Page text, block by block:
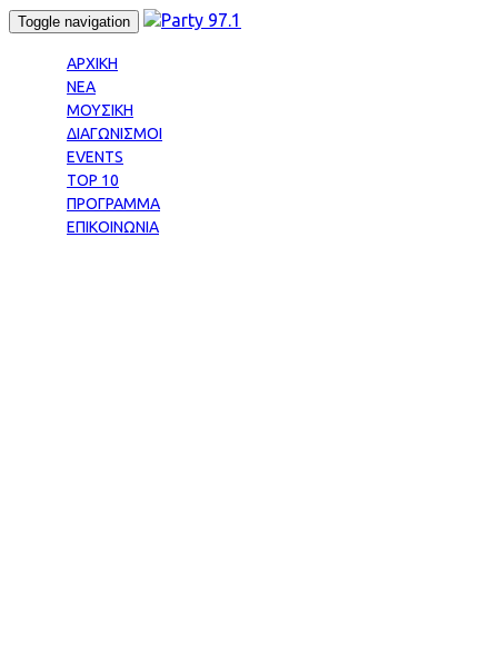
Skip
Skip
primary
navigation
content
Toggle navigation
ΑΡΧΙΚΗ
ΝΕΑ
ΜΟΥΣΙΚΗ
ΔΙΑΓΩΝΙΣΜΟΙ
EVENTS
TOP 10
ΠΡΟΓΡΑΜΜΑ
ΕΠΙΚΟΙΝΩΝΙΑ